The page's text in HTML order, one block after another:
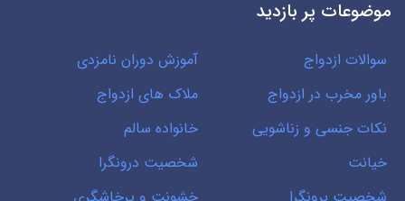
موضوعات پر بازدید
سوالات ازدواج
آموزش دوران نامزدی
باور مخرب در ازدواج
ملاک های ازدواج
نکات جنسی و زناشویی
خانواده سالم
خیانت
شخصیت درونگرا